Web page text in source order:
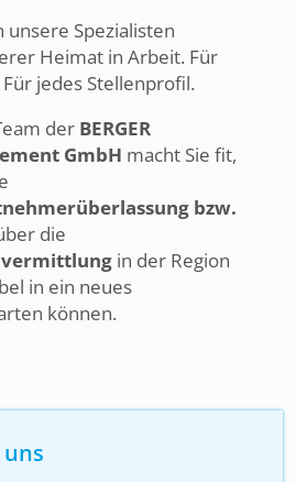
unsere Spezialisten
Heimat in Arbeit. Für
jedes Stellenprofil.
der BERGER
GmbH macht Sie fit,
bzw.
die
in der Region
in ein neues
können.